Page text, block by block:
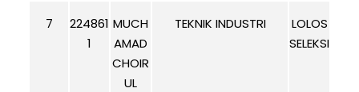
7
224861
1
MUCH
AMAD
CHOIR
UL
TEKNIK INDUSTRI
LOLOS
SELEKSI